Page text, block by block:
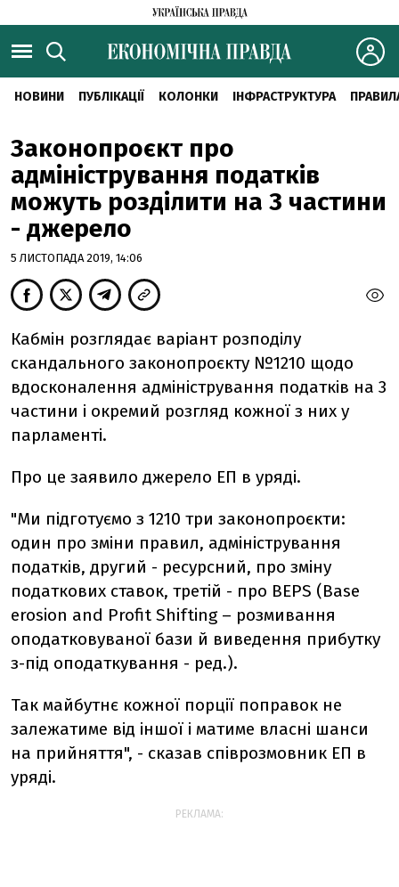
НОВИНИ ПУБЛІКАЦІЇ КОЛОНКИ ІНФРАСТРУКТУРА
Законопроєкт про
адміністрування податків
можуть розділити на 3 частини
- джерело
5 ЛИСТОПАДА 2019, 14:06
Кабмін розглядає варіант розподілу
скандального законопроєкту №1210 щодо
вдосконалення адміністрування податків на 3
частини і окремий розгляд кожної з них у
парламенті.
Про це заявило джерело ЕП в уряді.
"Ми підготуємо з 1210 три законопроєкти:
один про зміни правил, адміністрування
податків, другий - ресурсний, про зміну
податкових ставок, третій - про BEPS (Base
erosion and Profit Shifting– розмивання
оподатковуваної бази й виведення прибутку
з-під оподаткування - ред.).
Так майбутнє кожної порції поправок не
залежатиме від іншої і матиме власні шанси
на прийняття", - сказав співрозмовник ЕП в
уряді.
РЕКЛАМА: